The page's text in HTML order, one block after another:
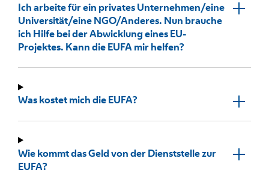
Ich arbeite für ein privates Unternehmen/eine
Universität/eine NGO/Anderes. Nun brauche
ich Hilfe bei der Abwicklung eines EU-
Projektes. Kann die EUFA mir helfen?
Was kostet mich die EUFA?
Wie kommt das Geld von der Dienststelle zur
EUFA?